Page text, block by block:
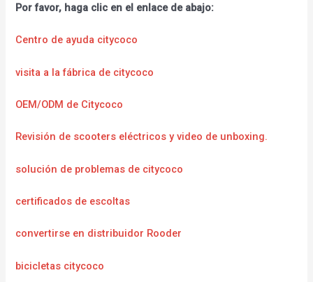
Por favor, haga clic en el enlace de abajo:
Centro de ayuda citycoco
visita a la fábrica de citycoco
OEM/ODM de Citycoco
Revisión de scooters eléctricos y video de unboxing.
solución de problemas de citycoco
certificados de escoltas
convertirse en distribuidor Rooder
bicicletas citycoco